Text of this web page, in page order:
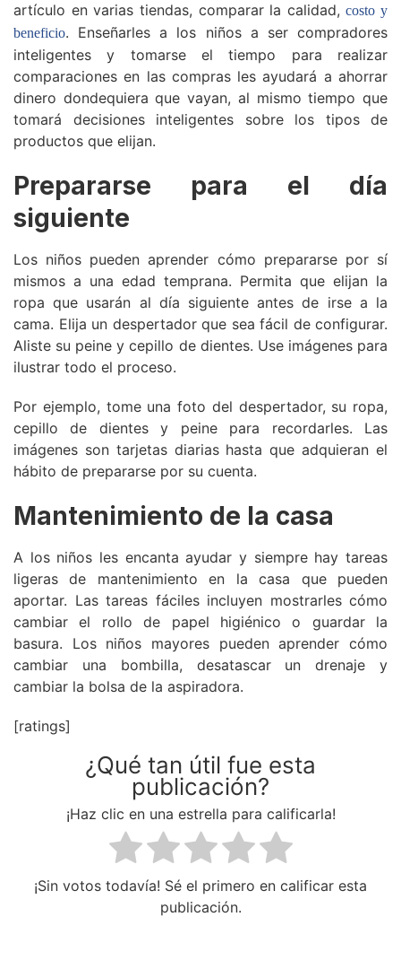
artículo en varias tiendas, comparar la calidad,costo y
beneficio. Enseñarles a los niños a ser compradores
inteligentes y tomarse el tiempo para realizar
comparaciones en las compras les ayudará a ahorrar
dinero dondequiera que vayan, al mismo tiempo que
tomará decisiones inteligentes sobre los tipos de
productos que elijan.
Prepararse para el día
siguiente
Los niños pueden aprender cómo prepararse por sí
mismos a una edad temprana. Permita que elijan la
ropa que usarán al día siguiente antes de irse a la
cama. Elija un despertador que sea fácil de configurar.
Aliste su peine y cepillo de dientes. Use imágenes para
ilustrar todo el proceso.
Por ejemplo, tome una foto del despertador, su ropa,
cepillo de dientes y peine para recordarles. Las
imágenes son tarjetas diarias hasta que adquieran el
hábito de prepararse por su cuenta.
Mantenimiento de la casa
A los niños les encanta ayudar y siempre hay tareas
ligeras de mantenimiento en la casa que pueden
aportar. Las tareas fáciles incluyen mostrarles cómo
cambiar el rollo de papel higiénico o guardar la
basura. Los niños mayores pueden aprender cómo
cambiar una bombilla, desatascar un drenaje y
cambiar la bolsa de la aspiradora.
[ratings]
¿Qué tan útil fue esta
publicación?
¡Haz clic en una estrella para calificarla!
¡Sin votos todavía! Sé el primero en calificar esta
publicación.